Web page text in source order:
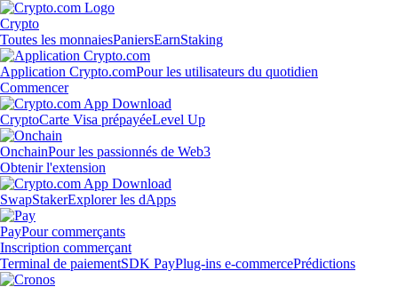
Crypto
Toutes les monnaiesPaniersEarnStaking
Application Crypto.comPour les utilisateurs du quotidien
Commencer
CryptoCarte Visa prépayéeLevel Up
OnchainPour les passionnés de Web3
Obtenir l'extension
SwapStakerExplorer les dApps
PayPour commerçants
Inscription commerçant
Terminal de paiementSDK PayPlug-ins e-commercePrédictions